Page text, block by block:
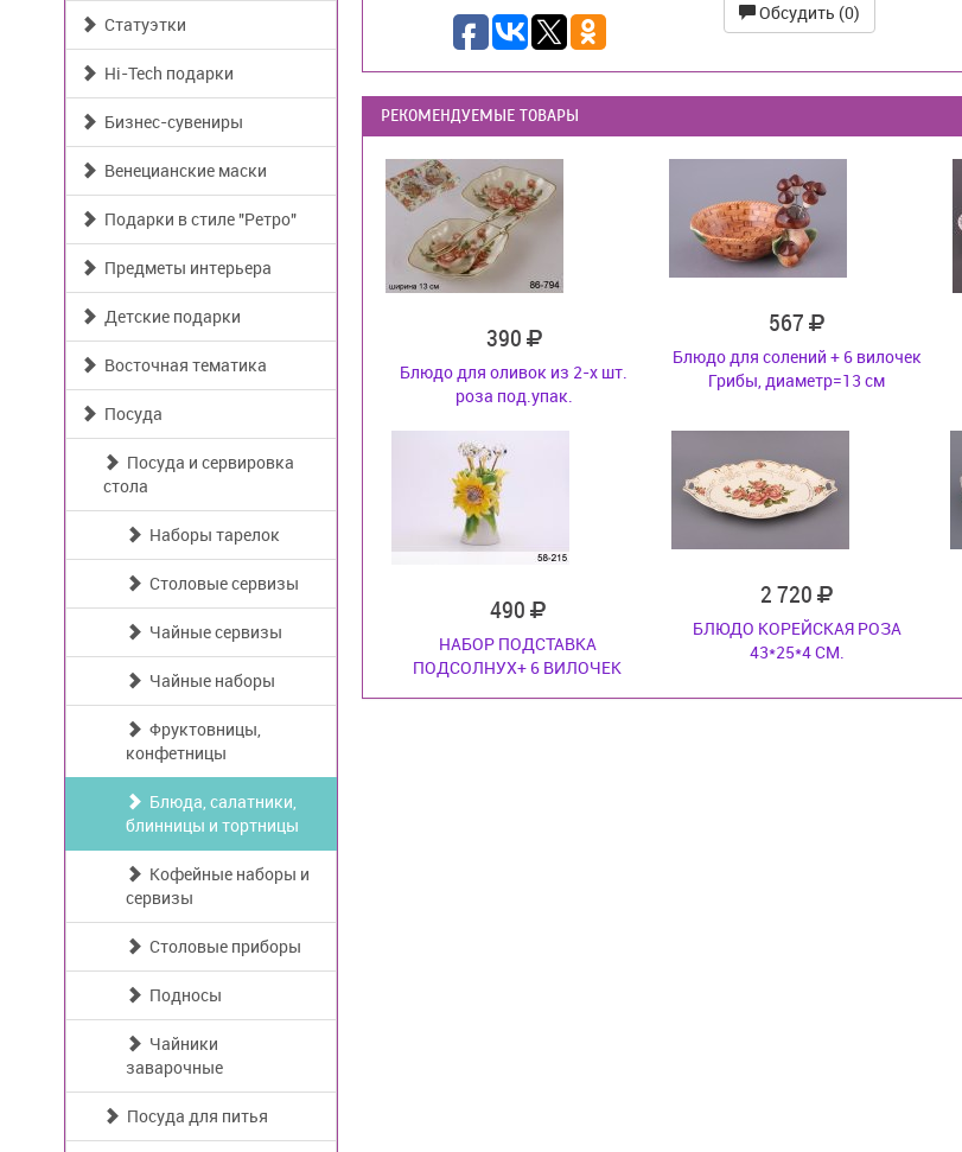
Статуэтки
Hi-Tech подарки
Бизнес-сувениры
Венецианские маски
Подарки в стиле "Ретро"
Предметы интерьера
Детские подарки
Восточная тематика
Посуда
Посуда и сервировка
стола
Наборы тарелок
Столовые сервизы
Чайные сервизы
Чайные наборы
Фруктовницы,
конфетницы
Блюда, салатники,
блинницы и тортницы
Кофейные наборы и
сервизы
Столовые приборы
Подносы
Чайники
заварочные
Посуда для питья
Обсудить (0)
РЕКОМЕНДУЕМЫЕ ТОВАРЫ
390
Блюдо для оливок из 2-х шт.
роза под.упак.
567
Блюдо для солений + 6 вилочек
Грибы, диаметр=13 см
490
НАБОР ПОДСТАВКА
ПОДСОЛНУХ+ 6 ВИЛОЧЕК
2 720
БЛЮДО КОРЕЙСКАЯ РОЗА
43*25*4 СМ.